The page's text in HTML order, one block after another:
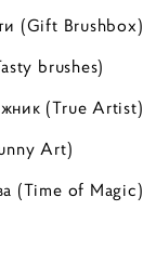
(Gift Brushbox)
brushes)
(True Artist)
Art)
(Time of Magic)